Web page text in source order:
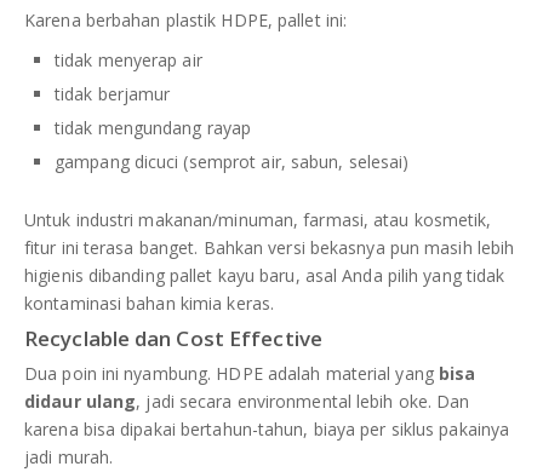
Karena berbahan plastik HDPE, pallet ini:
tidak menyerap air
tidak berjamur
tidak mengundang rayap
gampang dicuci (semprot air, sabun, selesai)
Untuk industri makanan/minuman, farmasi, atau kosmetik,
fitur ini terasa banget. Bahkan versi bekasnya pun masih lebih
higienis dibanding pallet kayu baru, asal Anda pilih yang tidak
kontaminasi bahan kimia keras.
Recyclable dan Cost Effective
Dua poin ini nyambung. HDPE adalah material yang bisa
didaur ulang, jadi secara environmental lebih oke. Dan
karena bisa dipakai bertahun-tahun, biaya per siklus pakainya
jadi murah.